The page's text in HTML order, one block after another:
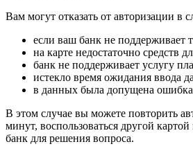
Вам могут отказать от авторизации в
если ваш банк не поддерживает
на карте недостаточно средств
банк не поддерживает услугу
истекло время ожидания ввода
в данных была допущена
В этом случае вы можете повторить
минут, воспользоваться другой
банк для решения вопроса.